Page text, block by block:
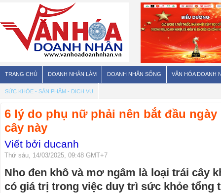
TRANG CHỦ DOANH NHÂN LÀM DOANH NHÂN SỐNG VĂN HÓA DOANH
SỨC KHỎE - SẢN PHẨM - DỊCH VỤ
6 lý do phụ nữ phải nên bắt đầu
cây này
Viết bởi ducanh
Thứ sáu, 14/03/2025, 09:48 GMT+7
Nho đen khô và mơ ngâm là loại trái cây
có giá trị trong việc duy trì sức khỏe tổng